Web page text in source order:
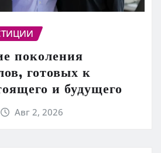
поколения
готовых к
и будущего
Авг 2, 2026